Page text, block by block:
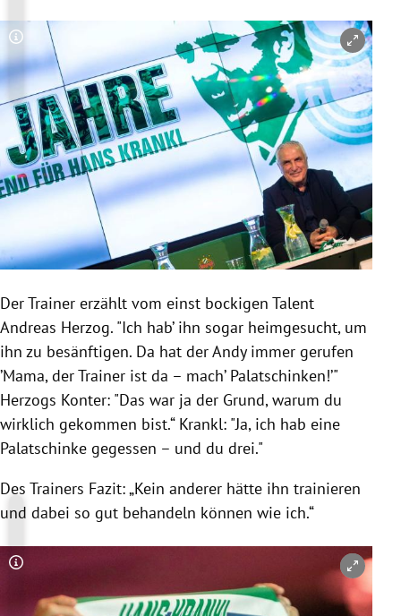
Copyright-Hinweis öffnen/schließen
Der Trainer erzählt vom einst bockigen Talent
Andreas Herzog. "Ich hab’ ihn sogar heimgesucht, um
ihn zu besänftigen. Da hat der Andy immer gerufen
’Mama, der Trainer ist da – mach’ Palatschinken!’"
Herzogs Konter: "Das war ja der Grund, warum du
wirklich gekommen bist.“ Krankl: "Ja, ich hab eine
Palatschinke gegessen – und du drei."
Des Trainers Fazit: „Kein anderer hätte ihn trainieren
und dabei so gut behandeln können wie ich.“
Copyright-Hinweis öffnen/schließen